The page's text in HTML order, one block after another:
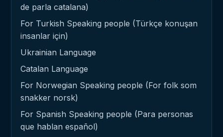
de parla catalana)
For Turkish Speaking people (Türkçe konuşan
insanlar için)
Ukrainian Language
Catalan Language
For Norwegian Speaking people (For folk som
snakker norsk)
For Spanish Speaking people (Para personas
que hablan español)